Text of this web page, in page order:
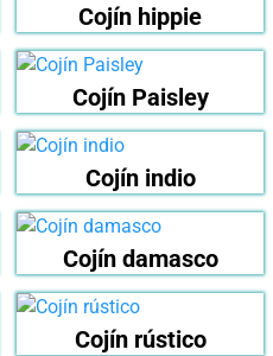
Cojín hippie
Cojín Paisley
Cojín indio
Cojín damasco
Cojín rústico